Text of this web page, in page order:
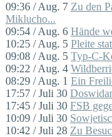
09:36 / Aug. 7 Zu den
Miklucho...
09:54 / Aug. 6 Hände
10:25 / Aug. 5 Pleite
09:08 / Aug. 5 Typ-C-
09:22 / Aug. 4
08:29 / Aug. 1 Ein
17:57 / Juli 30
17:45 / Juli 30 FSB
10:09 / Juli 30
10:42 / Juli 28 Zu